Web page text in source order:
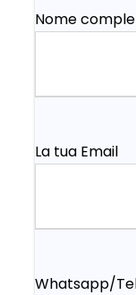
Nome
La tua Email
Whatsapp/